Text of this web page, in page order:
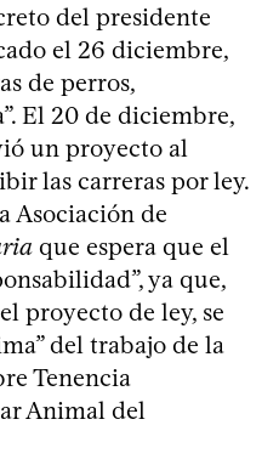
del presidente
el 26 diciembre,
de perros,
El 20 de diciembre,
un proyecto al
las carreras por ley.
Asociación de
que espera que el
ya que,
proyecto de ley, se
del trabajo de la
Tenencia
Animal del